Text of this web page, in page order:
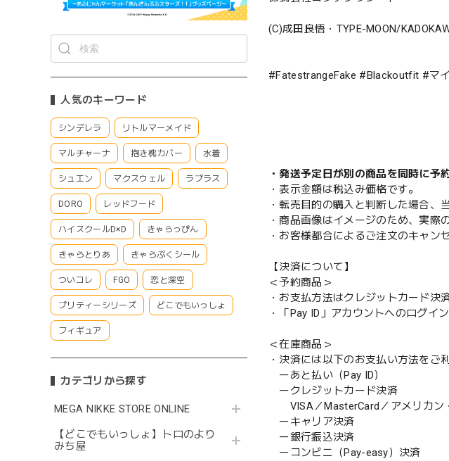
人気のキーワード
シンデレラ リトルマーメイド
マルチャーナ 抱き枕カバー 水着
シュエン マクスウェル ラプラス
DORO レッドフード
ハイスクールD×D きゃらっぴん
きゃらとりあ きゃらぷくシール
ついコレ FGO 恋と深空
プリティーシリーズ どこでもいっしょ
フィギュア
カテゴリから探す
MEGA NIKKE STORE ONLINE
【どこでもいっしょ】トロのより
みち屋
(C)成田良悟・TYPE-MOON/
#FatestrangeFake #Blackoutfit #マ
・発送予定日が別の商品を同時に予
・表示金額は税込み価格です。
・転売目的の購入と判断した場合、
・商品画像はイメージのため、実際
・お客様都合によるご注文のキャン
【決済について】
＜予約商品＞
・お支払方法はクレジットカード決
・「Pay ID」アカウントへのログイ
＜在庫商品＞
・決済には以下のお支払い方法をご
ーあと払い（Pay ID）
ークレジットカード決済
VISA／MasterCard／アメリカン
ーキャリア決済
ー銀行振込決済
ーコンビニ（Pay-easy）決済